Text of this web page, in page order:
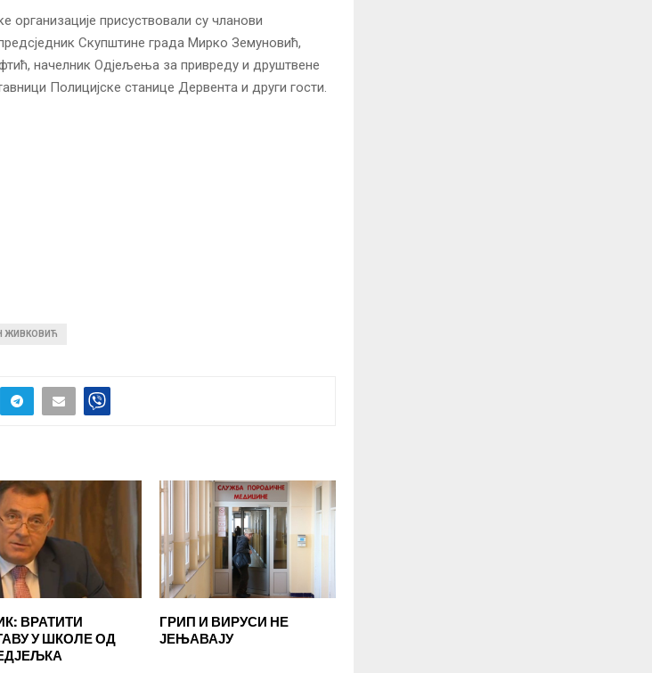
присуствовали су чланови
Скупштине града Мирко Земуновић,
начелник Одјељења за привреду и друштвене
Полицијске станице Дервента и други гости.
ЖИВКОВИЋ
ВРАТИТИ
У ШКОЛЕ ОД
ГРИП И ВИРУСИ НЕ
ЈЕЊАВАЈУ